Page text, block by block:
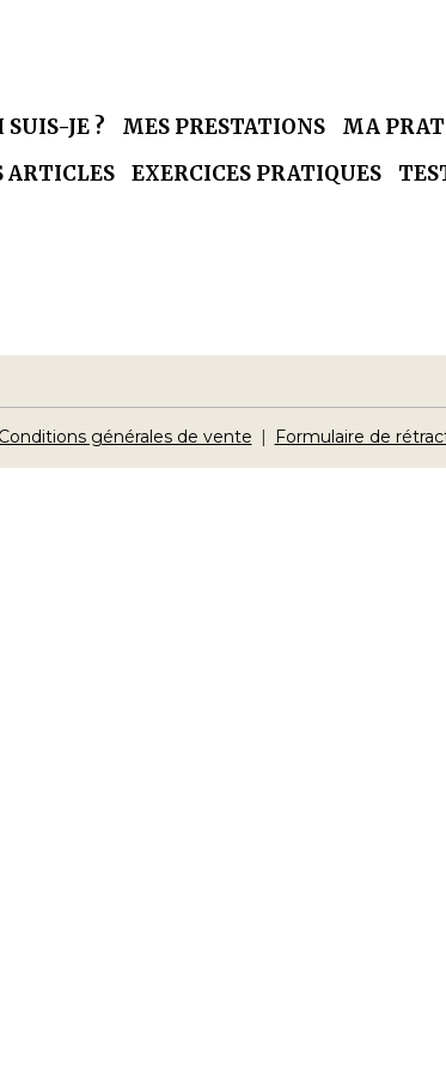
SUIS-JE ? MES PRESTATIONS MA
ARTICLES EXERCICES PRATIQUES
Conditions générales de vente Formulaire de